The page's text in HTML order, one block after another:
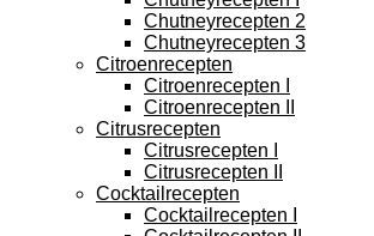
Chutneyrecepten 2
Chutneyrecepten 3
Citroenrecepten
Citroenrecepten I
Citroenrecepten II
Citrusrecepten
Citrusrecepten I
Citrusrecepten II
Cocktailrecepten
Cocktailrecepten I